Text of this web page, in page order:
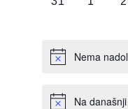
Nema
Na